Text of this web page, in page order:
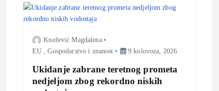
Knežević Magdalena
EU ,Gospodarstvo i znanost 9 kolovoza, 2026
Ukidanje zabrane teretnog prometa
nedjeljom zbog rekordno niskih